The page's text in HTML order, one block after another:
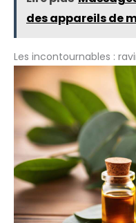
proviennent des
offrir le
des appareils de
Les incontournables :